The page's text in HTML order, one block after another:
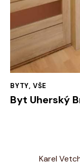
BYTY, VŠE
Byt Uherský
Karel